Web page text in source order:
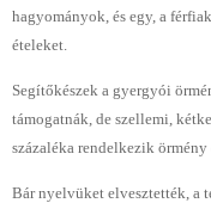
hagyományok, és egy, a
ételeket.
Segítőkészek a gyergyói
támogatnák, de szellemi,
százaléka rendelkezik
Bár nyelvüket elvesztették, a